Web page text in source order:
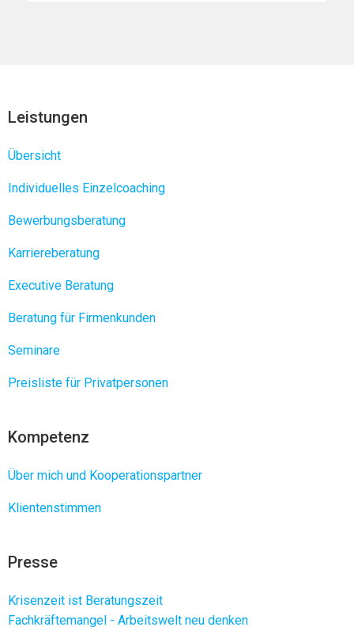
Leistungen
Übersicht
Individuelles Einzelcoaching
Bewerbungsberatung
Karriereberatung
Executive Beratung
Beratung für Firmenkunden
Seminare
Preisliste für Privatpersonen
Kompetenz
Über mich und Kooperationspartner
Klientenstimmen
Presse
Krisenzeit ist Beratungszeit
Fachkräftemangel - Arbeitswelt neu denken